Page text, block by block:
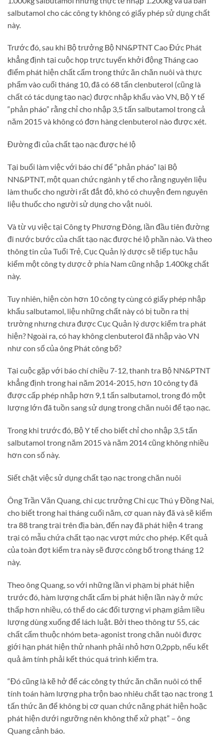
salbutamol cho các công ty không có giấy phép sử dụng chất
này.
Trước đó, sau khi Bộ trưởng Bộ NN&PTNT Cao Đức Phát
khẳng định tại cuộc họp trực tuyến khởi động Tháng cao
điểm phát hiện chất cấm trong thức ăn chăn nuôi và thực
phẩm vào cuối tháng 10, đã có 68 tấn clenbuterol (cũng là
chất có tác dụng tạo nạc) được nhập khẩu vào VN, Bộ Y tế
“phản pháo” rằng chỉ cho nhập 3,5 tấn salbutamol trong cả
năm 2015 và không có đơn hàng clenbuterol nào được xét.
Đường đi của chất tạo nạc được hé lộ
Tại buổi làm việc với báo chí để “phản pháo” lại Bộ
NN&PTNT, một quan chức ngành y tế cho rằng nguyên liệu
làm thuốc cho người rất đắt đỏ, khó có chuyện đem nguyên
liệu thuốc cho người sử dụng cho vật nuôi.
Và từ vụ việc tại Công ty Phương Đông, lần đầu tiên đường
đi nước bước của chất tạo nạc được hé lộ phần nào. Và theo
thông tin của Tuổi Trẻ, Cục Quản lý dược sẽ tiếp tục hậu
kiểm một công ty dược ở phía Nam cũng nhập 1.400kg chất
này.
Tuy nhiên, hiện còn hơn 10 công ty cùng có giấy phép nhập
khẩu salbutamol, liệu những chất này có bị tuồn ra thị
trường nhưng chưa được Cục Quản lý dược kiểm tra phát
hiện? Ngoài ra, có hay không clenbuterol đã nhập vào VN
như con số của ông Phát công bố?
Tại cuộc gặp với báo chí chiều 7-12, thanh tra Bộ NN&PTNT
khẳng định trong hai năm 2014-2015, hơn 10 công ty đã
được cấp phép nhập hơn 9,1 tấn salbutamol, trong đó một
lượng lớn đã tuồn sang sử dụng trong chăn nuôi để tạo nạc.
Trong khi trước đó, Bộ Y tế cho biết chỉ cho nhập 3,5 tấn
salbutamol trong năm 2015 và năm 2014 cũng không nhiều
hơn con số này.
Siết chặt việc sử dụng chất tạo nạc trong chăn nuôi
Ông Trần Văn Quang, chi cục trưởng Chi cục Thú y Đồng Nai,
cho biết trong hai tháng cuối năm, cơ quan này đã và sẽ kiểm
tra 88 trang trại trên địa bàn, đến nay đã phát hiện 4 trang
trại có mẫu chứa chất tạo nạc vượt mức cho phép. Kết quả
của toàn đợt kiểm tra này sẽ được công bố trong tháng 12
này.
Theo ông Quang, so với những lần vi phạm bị phát hiện
trước đó, hàm lượng chất cấm bị phát hiện lần này ở mức
thấp hơn nhiều, có thể do các đối tượng vi phạm giảm liều
lượng dùng xuống để lách luật. Bởi theo thông tư 55, các
chất cấm thuộc nhóm beta-agonist trong chăn nuôi được
giới hạn phát hiện thử nhanh phải nhỏ hơn 0,2ppb, nếu kết
quả âm tính phải kết thúc quá trình kiểm tra.
“Đó cũng là kẽ hở để các công ty thức ăn chăn nuôi có thể
tính toán hàm lượng pha trộn bao nhiêu chất tạo nạc trong 1
tấn thức ăn để không bị cơ quan chức năng phát hiện hoặc
phát hiện dưới ngưỡng nên không thể xử phạt” – ông
Quang cảnh báo.